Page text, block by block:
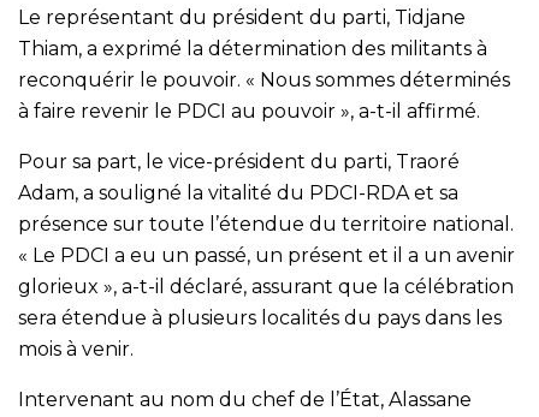
Le représentant du président du parti, Tidjane
Thiam, a exprimé la détermination des militants à
reconquérir le pouvoir. « Nous sommes déterminés
à faire revenir le PDCI au pouvoir », a-t-il affirmé.
Pour sa part, le vice-président du parti, Traoré
Adam, a souligné la vitalité du PDCI-RDA et sa
présence sur toute l’étendue du territoire national.
« Le PDCI a eu un passé, un présent et il a un avenir
glorieux », a-t-il déclaré, assurant que la célébration
sera étendue à plusieurs localités du pays dans les
mois à venir.
Intervenant au nom du chef de l’État, Alassane